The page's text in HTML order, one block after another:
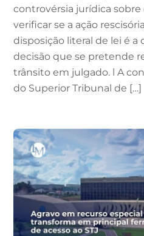
controvérsia jurídica
verificar se a ação
disposição literal de lei é a
decisão que se pretende
trânsito em julgado. l A
do Superior Tribunal de […]